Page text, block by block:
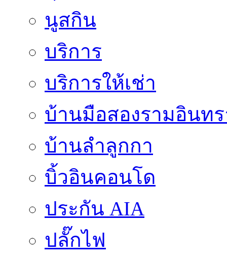
นูสกิน
บริการ
บริการให้เช่า
บ้านมือสองรามอินท
บ้านลำลูกกา
บิ้วอินคอนโด
ประกัน AIA
ปลั๊กไฟ